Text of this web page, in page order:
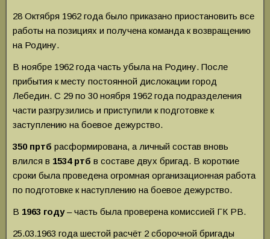
28 Октября 1962 года было приказано приостановить все
работы на позициях и получена команда к возвращению
на Родину.
В ноябре 1962 года часть убыла на Родину. После
прибытия к месту постоянной дислокации город
Лебедин. С 29 по 30 ноября 1962 года подразделения
части разгрузились и приступили к подготовке к
заступлению на боевое дежурство.
350 пртб расформирована, а личный состав вновь
влился в 1534 ртб в составе двух бригад. В короткие
сроки была проведена огромная организационная работа
по подготовке к наступлению на боевое дежурство.
В 1963 году– часть была проверена комиссией ГК РВ.
25.03.1963 года шестой расчёт 2 сборочной бригады